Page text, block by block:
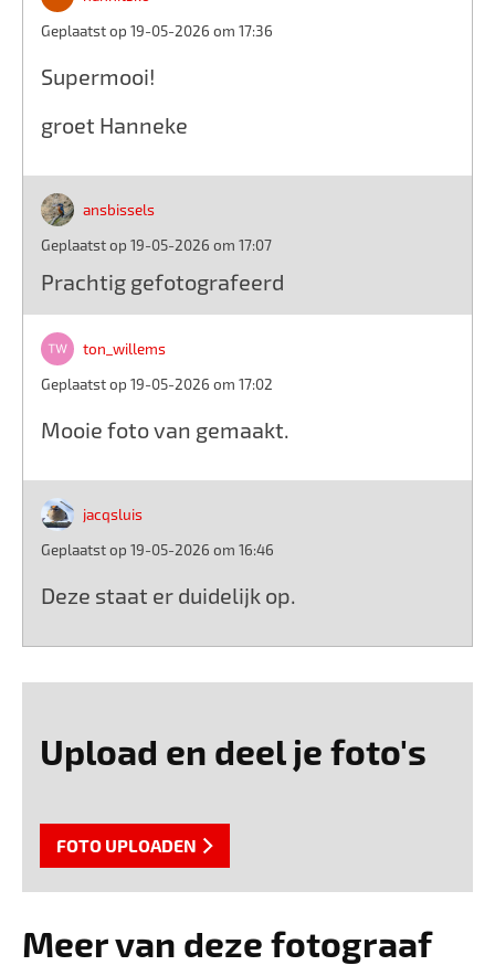
Geplaatst op 19-05-2026 om 17:36
Supermooi!
groet Hanneke
ansbissels
Geplaatst op 19-05-2026 om 17:07
Prachtig gefotografeerd
ton_willems
Geplaatst op 19-05-2026 om 17:02
Mooie foto van gemaakt.
jacqsluis
Geplaatst op 19-05-2026 om 16:46
Deze staat er duidelijk op.
Upload en deel je foto's
FOTO UPLOADEN
Meer van deze fotograaf